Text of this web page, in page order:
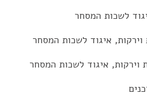
לשכות המסחר
איגוד לשכות המסחר
וירקות, איגוד לשכות המסחר